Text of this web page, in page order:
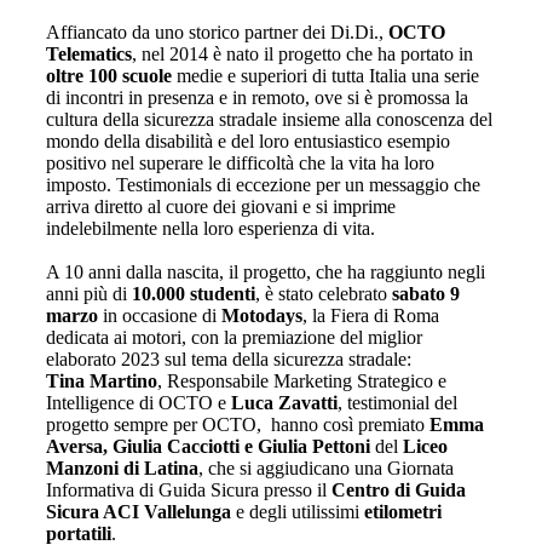
Affiancato da uno storico partner dei Di.Di., OCTO
Telematics, nel 2014 è nato il progetto che ha portato in
oltre 100 scuole medie e superiori di tutta Italia una serie
di incontri in presenza e in remoto, ove si è promossa la
cultura della sicurezza stradale insieme alla conoscenza del
mondo della disabilità e del loro entusiastico esempio
positivo nel superare le difficoltà che la vita ha loro
imposto. Testimonials di eccezione per un messaggio che
arriva diretto al cuore dei giovani e si imprime
indelebilmente nella loro esperienza di vita.
A 10 anni dalla nascita, il progetto, che ha raggiunto negli
anni più di 10.000 studenti, è stato celebrato sabato 9
marzo in occasione di Motodays, la Fiera di Roma
dedicata ai motori, con la premiazione del miglior
elaborato 2023 sul tema della sicurezza stradale:
Tina Martino, Responsabile Marketing Strategico e
Intelligence di OCTO e Luca Zavatti, testimonial del
progetto sempre per OCTO, hanno così premiato Emma
Aversa, Giulia Cacciotti e Giulia Pettoni del Liceo
Manzoni di Latina, che si aggiudicano una Giornata
Informativa di Guida Sicura presso il Centro di Guida
Sicura ACI Vallelunga e degli utilissimi etilometri
portatili.